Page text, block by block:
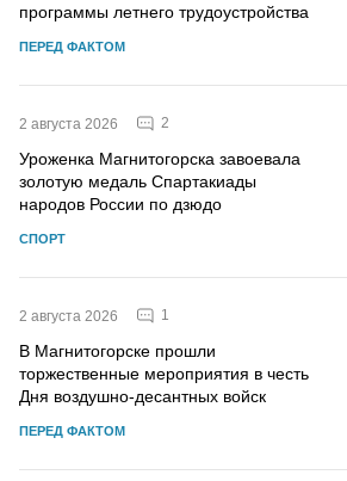
программы летнего трудоустройства
ПЕРЕД ФАКТОМ
2 августа 2026 2
Уроженка Магнитогорска завоевала
золотую медаль Спартакиады
народов России по дзюдо
СПОРТ
2 августа 2026 1
В Магнитогорске прошли
торжественные мероприятия в честь
Дня воздушно-десантных войск
ПЕРЕД ФАКТОМ